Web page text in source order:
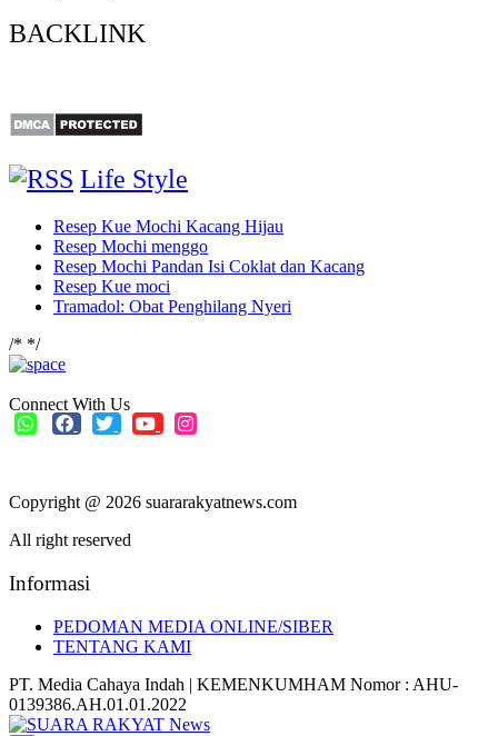
BACKLINK
Life Style
Resep Kue Mochi Kacang Hijau
Resep Mochi menggo
Resep Mochi Pandan Isi Coklat dan Kacang
Resep Kue moci
Tramadol: Obat Penghilang Nyeri
/* */
Connect With Us
Copyright @ 2026 suararakyatnews.com
All right reserved
Informasi
PEDOMAN MEDIA ONLINE/SIBER
TENTANG KAMI
PT. Media Cahaya Indah | KEMENKUMHAM Nomor : AHU-
0139386.AH.01.01.2022